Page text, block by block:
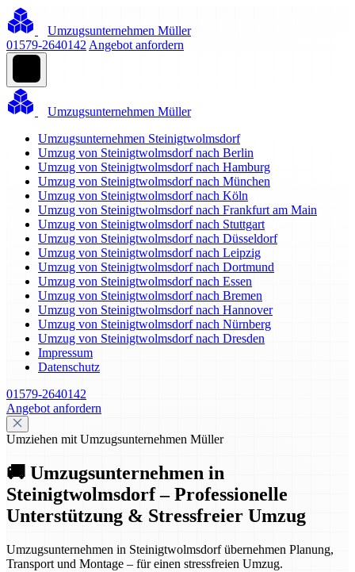
Umzugsunternehmen Müller
01579-2640142 Angebot anfordern
Umzugsunternehmen Müller
Umzugsunternehmen Steinigtwolmsdorf
Umzug von Steinigtwolmsdorf nach Berlin
Umzug von Steinigtwolmsdorf nach Hamburg
Umzug von Steinigtwolmsdorf nach München
Umzug von Steinigtwolmsdorf nach Köln
Umzug von Steinigtwolmsdorf nach Frankfurt am Main
Umzug von Steinigtwolmsdorf nach Stuttgart
Umzug von Steinigtwolmsdorf nach Düsseldorf
Umzug von Steinigtwolmsdorf nach Leipzig
Umzug von Steinigtwolmsdorf nach Dortmund
Umzug von Steinigtwolmsdorf nach Essen
Umzug von Steinigtwolmsdorf nach Bremen
Umzug von Steinigtwolmsdorf nach Hannover
Umzug von Steinigtwolmsdorf nach Nürnberg
Umzug von Steinigtwolmsdorf nach Dresden
Impressum
Datenschutz
01579-2640142
Angebot anfordern
Umziehen mit Umzugsunternehmen Müller
🚚 Umzugsunternehmen in
Steinigtwolmsdorf – Professionelle
Unterstützung & Stressfreier Umzug
Umzugsunternehmen in Steinigtwolmsdorf übernehmen Planung,
Transport und Montage – für einen stressfreien Umzug.